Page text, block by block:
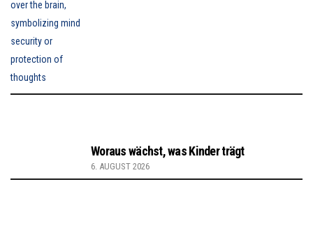
Woraus wächst, was Kinder trägt
6. AUGUST 2026